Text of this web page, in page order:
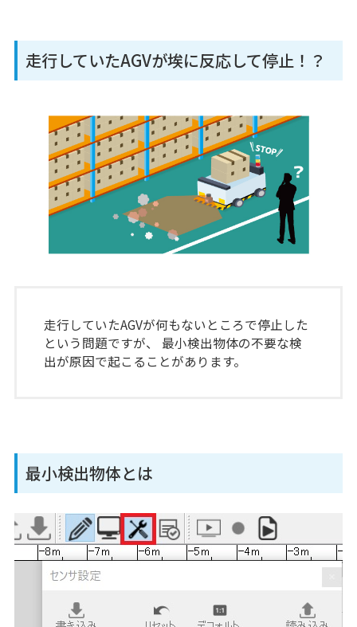
走行していたAGVが埃に反応して停止！？
走行していたAGVが何もないところで停止した
という問題ですが、 最小検出物体の不要な検
出が原因で起こることがあります。
最小検出物体とは